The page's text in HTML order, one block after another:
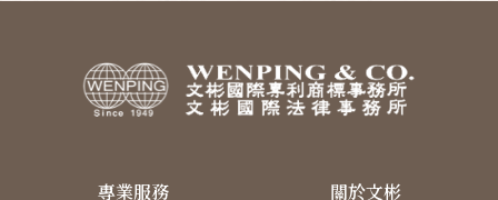
專業服務 關於文彬